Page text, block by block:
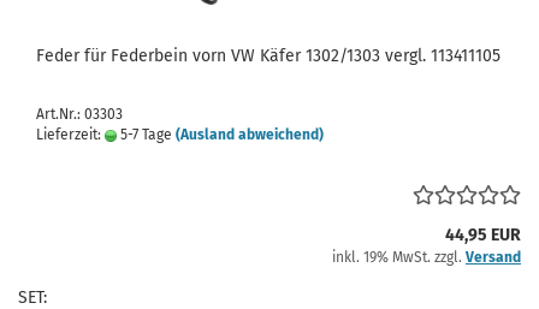
Feder für Federbein vorn VW Käfer 1302/1303 vergl. 113411105
Art.Nr.: 03303
Lieferzeit:
5-7 Tage (Ausland abweichend)
44,95 EUR
inkl. 19% MwSt. zzgl. Versand
SET: